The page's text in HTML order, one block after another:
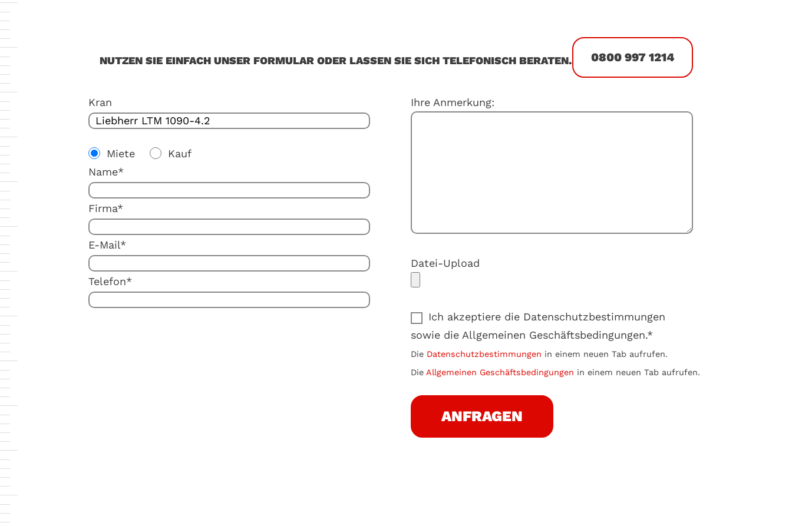
NUTZEN SIE EINFACH UNSER FORMULAR ODER LASSEN SIE SICH TELEFONISCH BERATEN. 0800 997 1214
Kran
Miete
Kauf
Name*
Firma*
E-Mail*
Telefon*
Ihre Anmerkung:
Datei-Upload
Ich akzeptiere die Datenschutzbestimmungen
sowie die Allgemeinen Geschäftsbedingungen.*
Die Datenschutzbestimmungen in einem neuen Tab aufrufen.
Die Allgemeinen Geschäftsbedingungen in einem neuen Tab aufrufen.